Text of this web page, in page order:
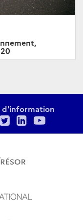
d'information
TwitterLinkedIn